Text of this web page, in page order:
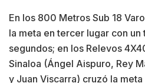
En los 800 Metros Sub 18
la meta en tercer lugar con un
segundos; en los Relevos
Sinaloa (Ángel Aispuro, Rey
y Juan Viscarra) cruzó la